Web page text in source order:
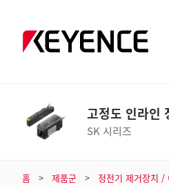
고정도 인라인
SK 시리즈
홈 제품군 정전기 제거장치 /